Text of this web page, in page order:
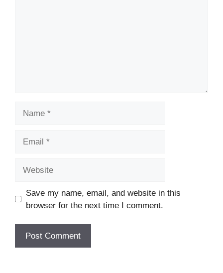
Save my name, email, and website in this
browser for the next time I comment.